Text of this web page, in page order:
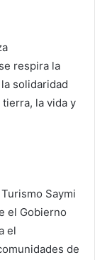
respira la
solidaridad
la vida y
Saymi
el Gobierno
el
de